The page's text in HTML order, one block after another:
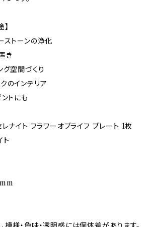
ストーンの浄化
き
グ空間づくり
のインテリア
トにも
レナイト フラワーオブライフ プレート 1枚
ト